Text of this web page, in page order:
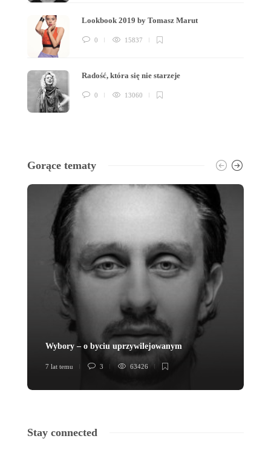
Lookbook 2019 by Tomasz Marut
0 15837
Radość, która się nie starzeje
0 13060
Gorące tematy
Wybory – o byciu uprzywilejowanym
7 lat temu 3 63426
Stay connected